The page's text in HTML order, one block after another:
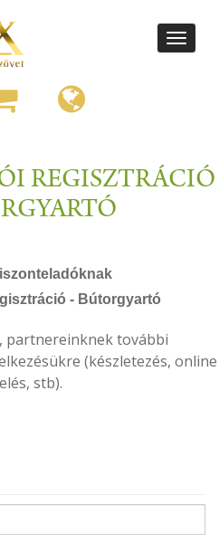
Toggle
REGISZTRÁCIÓ
- Bútorgyartó
partnereinknek további
(készletezés, online
stb).